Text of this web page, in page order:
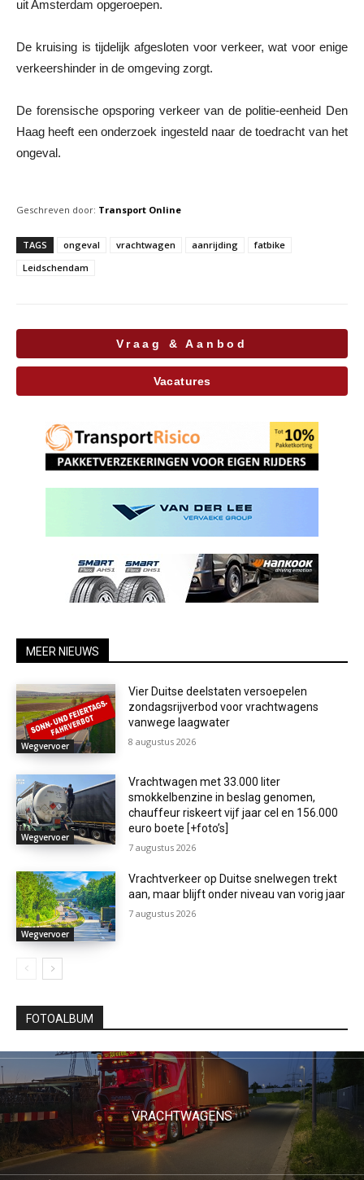
uit Amsterdam opgeroepen.
De kruising is tijdelijk afgesloten voor verkeer, wat voor enige
verkeershinder in de omgeving zorgt.
De forensische opsporing verkeer van de politie-eenheid Den
Haag heeft een onderzoek ingesteld naar de toedracht van het
ongeval.
Geschreven door: Transport Online
TAGS ongeval vrachtwagen aanrijding
fatbike
Leidschendam
Vraag & Aanbod
Vacatures
MEER NIEUWS
Wegvervoer
Vier Duitse deelstaten versoepelen
zondagsrijverbod voor vrachtwagens
vanwege laagwater
8 augustus 2026
Wegvervoer
Vrachtwagen met 33.000 liter
smokkelbenzine in beslag genomen,
chauffeur riskeert vijf jaar cel en 156.000
euro boete [+foto’s]
7 augustus 2026
Wegvervoer
Vrachtverkeer op Duitse snelwegen trekt
aan, maar blijft onder niveau van vorig jaar
7 augustus 2026
FOTOALBUM
VRACHTWAGENS